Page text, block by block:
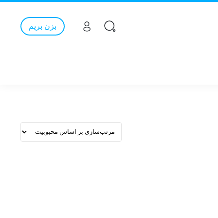
بزن بریم